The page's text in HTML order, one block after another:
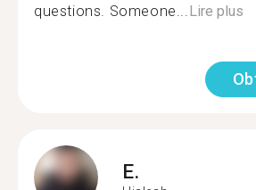
questions. Someone...Lire plus
E.